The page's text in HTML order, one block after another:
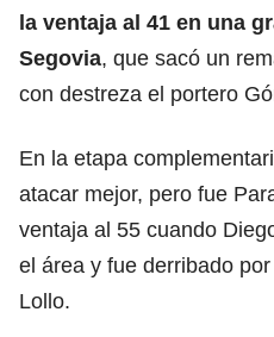
la ventaja al 41 en una
Segovia, que sacó un
con destreza el portero
En la etapa
atacar mejor, pero fue
ventaja al 55 cuando
el área y fue derribado
Lollo.